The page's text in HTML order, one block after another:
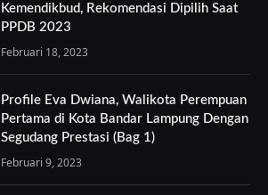
Kemendikbud, Rekomendasi Dipilih Saat
PPDB 2023
Februari 18, 2023
Profile Eva Dwiana, Walikota Perempuan
Pertama di Kota Bandar Lampung Dengan
Segudang Prestasi (Bag 1)
Februari 9, 2023